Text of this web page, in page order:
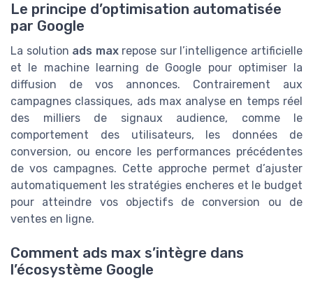
Le principe d’optimisation automatisée
par Google
La solution ads maxrepose sur l’intelligence artificielle
et le machine learning de Google pour optimiser la
diffusion de vos annonces. Contrairement aux
campagnes classiques, ads max analyse en temps réel
des milliers de signaux audience, comme le
comportement des utilisateurs, les données de
conversion, ou encore les performances précédentes
de vos campagnes. Cette approche permet d’ajuster
automatiquement les stratégies encheres et le budget
pour atteindre vos objectifs de conversion ou de
ventes en ligne.
Comment ads max s’intègre dans
l’écosystème Google